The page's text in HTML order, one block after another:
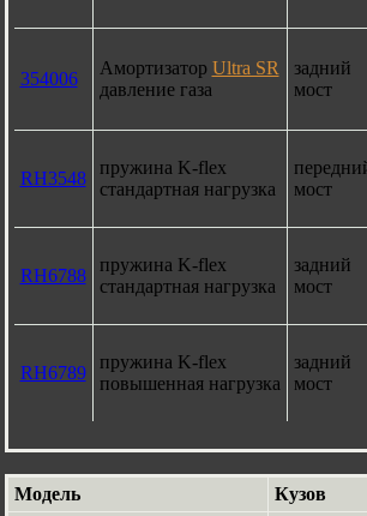
354006
Амортизатор Ultra SR
давление газа
задний
мост
RH3548
пружина K-flex
стандартная нагрузка
мост
RH6788
пружина K-flex
стандартная нагрузка
задний
мост
RH6789
пружина K-flex
повышенная нагрузка
задний
мост
Модель Кузов